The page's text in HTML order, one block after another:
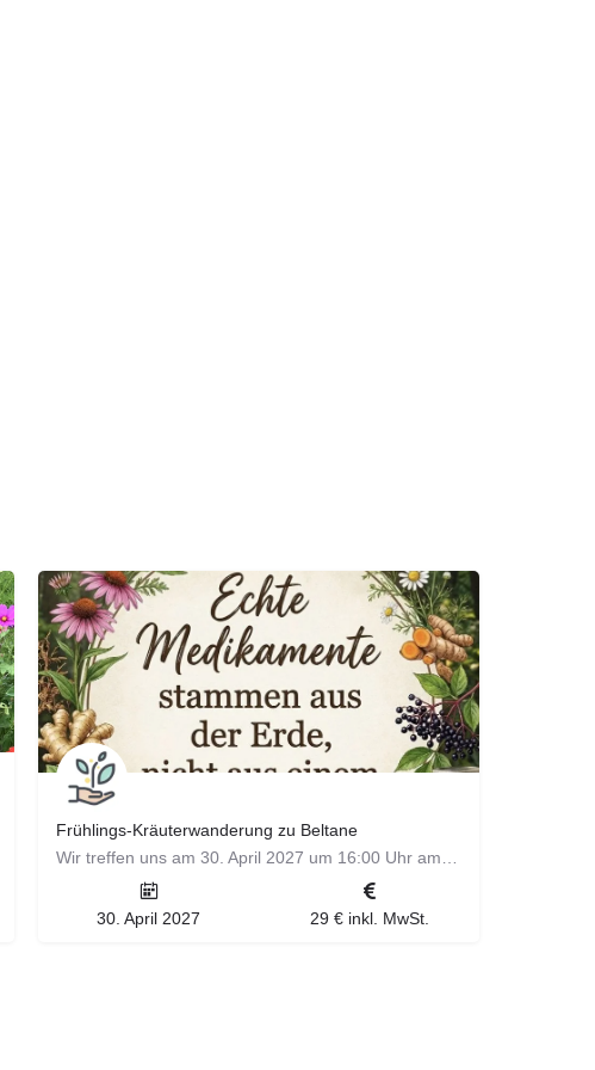
Frühlings-Kräuterwanderung zu Beltane
Wir treffen uns am 30. April 2027 um 16:00 Uhr am Parkplatz der Landesakademie für Jugendbildung in Weil der…
30. April 2027 29 € inkl. MwSt.